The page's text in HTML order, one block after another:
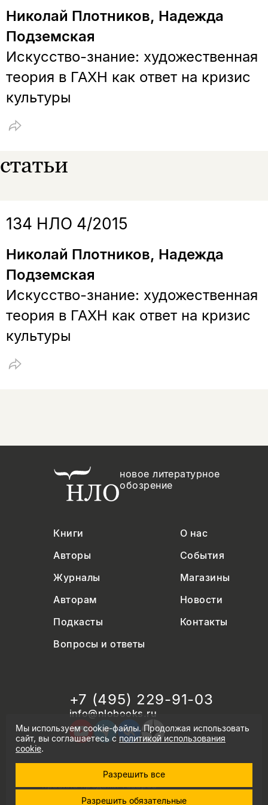
Николай Плотников, Надежда
Подземская
Искусство-знание: художественная
теория в ГАХН как ответ на кризис
культуры
статьи
134 НЛО 4/2015
Николай Плотников, Надежда
Подземская
Искусство-знание: художественная
теория в ГАХН как ответ на кризис
культуры
новое литературное
обозрение
Книги
О нас
Авторы
События
Журналы
Магазины
Авторам
Новости
Подкасты
Контакты
Вопросы и ответы
+7 (495) 229-91-03
info@nlobooks.ru
© Новое литературное обозрение. 2026
правила продажи товаров
Копировать
Мы используем cookie-файлы. Продолжая использовать
сайт, вы соглашаетесь сполитикой использования
cookie.
Разрешить все
Разрешить обязательные